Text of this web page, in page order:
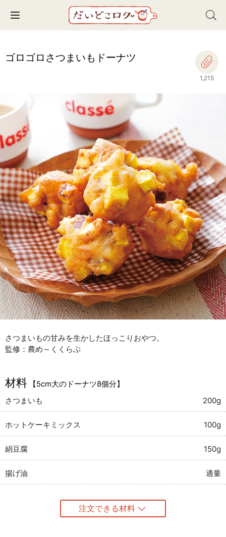
Toggle navigation
ゴロゴロさつまいもドーナツ
1,215
さつまいもの甘みを生かしたほっこりおやつ。
監修：農め～くくらぶ
材料
【5cm大のドーナツ8個分】
さつまいも
200g
ホットケーキミックス 100g
絹豆腐 150g
揚げ油 適量
注文できる材料